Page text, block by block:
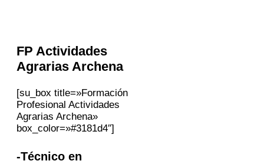
FP Actividades
Agrarias Archena
[su_box title=»Formación
Profesional Actividades
Agrarias Archena»
box_color=»#3181d4″]
-Técnico en